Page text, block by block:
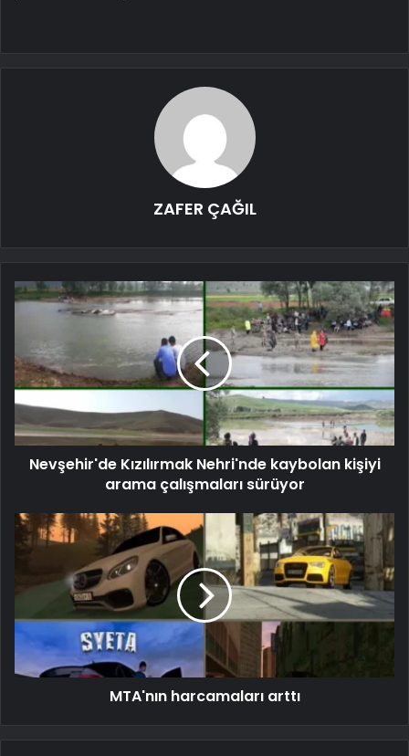
ZAFER ÇAĞIL
Nevşehir'de Kızılırmak Nehri'nde kaybolan kişiyi
arama çalışmaları sürüyor
MTA'nın harcamaları arttı